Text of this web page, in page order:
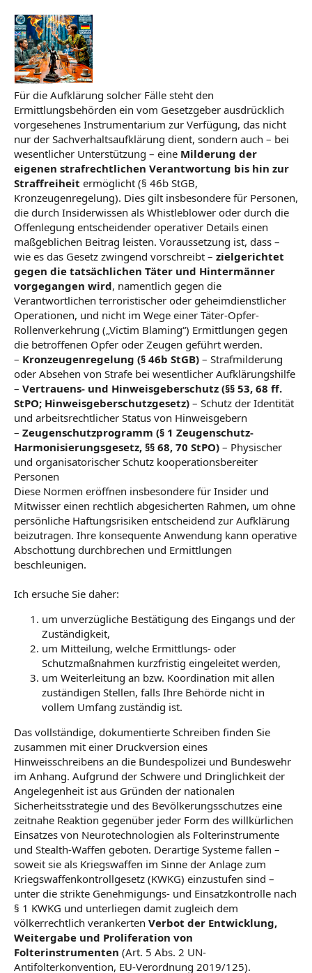
Für die Aufklärung solcher Fälle steht den
Ermittlungsbehörden ein vom Gesetzgeber ausdrücklich
vorgesehenes Instrumentarium zur Verfügung, das nicht
nur der Sachverhaltsaufklärung dient, sondern auch – bei
wesentlicher Unterstützung – eine Milderung der
eigenen strafrechtlichen Verantwortung bis hin zur
Straffreiheit ermöglicht (§ 46b StGB,
Kronzeugenregelung). Dies gilt insbesondere für Personen,
die durch Insiderwissen als Whistleblower oder durch die
Offenlegung entscheidender operativer Details einen
maßgeblichen Beitrag leisten. Voraussetzung ist, dass –
wie es das Gesetz zwingend vorschreibt – zielgerichtet
gegen die tatsächlichen Täter und Hintermänner
vorgegangen wird, namentlich gegen die
Verantwortlichen terroristischer oder geheimdienstlicher
Operationen, und nicht im Wege einer Täter-Opfer-
Rollenverkehrung („Victim Blaming“) Ermittlungen gegen
die betroffenen Opfer oder Zeugen geführt werden.
– Kronzeugenregelung (§ 46b StGB) – Strafmilderung
oder Absehen von Strafe bei wesentlicher Aufklärungshilfe
– Vertrauens- und Hinweisgeberschutz (§§ 53, 68 ff.
StPO; Hinweisgeberschutzgesetz) – Schutz der Identität
und arbeitsrechtlicher Status von Hinweisgebern
– Zeugenschutzprogramm (§ 1 Zeugenschutz-
Harmonisierungsgesetz, §§ 68, 70 StPO) – Physischer
und organisatorischer Schutz kooperationsbereiter
Personen
Diese Normen eröffnen insbesondere für Insider und
Mitwisser einen rechtlich abgesicherten Rahmen, um ohne
persönliche Haftungsrisiken entscheidend zur Aufklärung
beizutragen. Ihre konsequente Anwendung kann operative
Abschottung durchbrechen und Ermittlungen
beschleunigen.
Ich ersuche Sie daher:
um unverzügliche Bestätigung des Eingangs und der
Zuständigkeit,
um Mitteilung, welche Ermittlungs- oder
Schutzmaßnahmen kurzfristig eingeleitet werden,
um Weiterleitung an bzw. Koordination mit allen
zuständigen Stellen, falls Ihre Behörde nicht in
vollem Umfang zuständig ist.
Das vollständige, dokumentierte Schreiben finden Sie
zusammen mit einer Druckversion eines
Hinweisschreibens an die Bundespolizei und Bundeswehr
im Anhang. Aufgrund der Schwere und Dringlichkeit der
Angelegenheit ist aus Gründen der nationalen
Sicherheitsstrategie und des Bevölkerungsschutzes eine
zeitnahe Reaktion gegenüber jeder Form des willkürlichen
Einsatzes von Neurotechnologien als Folterinstrumente
und Stealth-Waffen geboten. Derartige Systeme fallen –
soweit sie als Kriegswaffen im Sinne der Anlage zum
Kriegswaffenkontrollgesetz (KWKG) einzustufen sind –
unter die strikte Genehmigungs- und Einsatzkontrolle nach
§ 1 KWKG und unterliegen damit zugleich dem
völkerrechtlich verankerten Verbot der Entwicklung,
Weitergabe und Proliferation von
Folterinstrumenten (Art. 5 Abs. 2 UN-
Antifolterkonvention, EU-Verordnung 2019/125).